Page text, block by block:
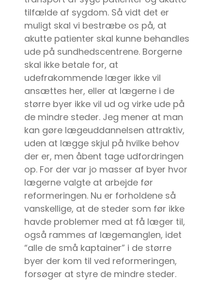
tilfælde af sygdom. Så vidt det er
muligt skal vi bestræbe os på, at
akutte patienter skal kunne behandles
ude på sundhedscentrene. Borgerne
skal ikke betale for, at
udefrakommende læger ikke vil
ansættes her, eller at lægerne i de
større byer ikke vil ud og virke ude på
de mindre steder. Jeg mener at man
kan gøre lægeuddannelsen attraktiv,
uden at lægge skjul på hvilke behov
der er, men åbent tage udfordringen
op. For der var jo masser af byer hvor
lægerne valgte at arbejde før
reformeringen. Nu er forholdene så
vanskellige, at de steder som før ikke
havde problemer med at få læger til,
også rammes af lægemanglen, idet
“alle de små kaptainer” i de større
byer der kom til ved reformeringen,
forsøger at styre de mindre steder.